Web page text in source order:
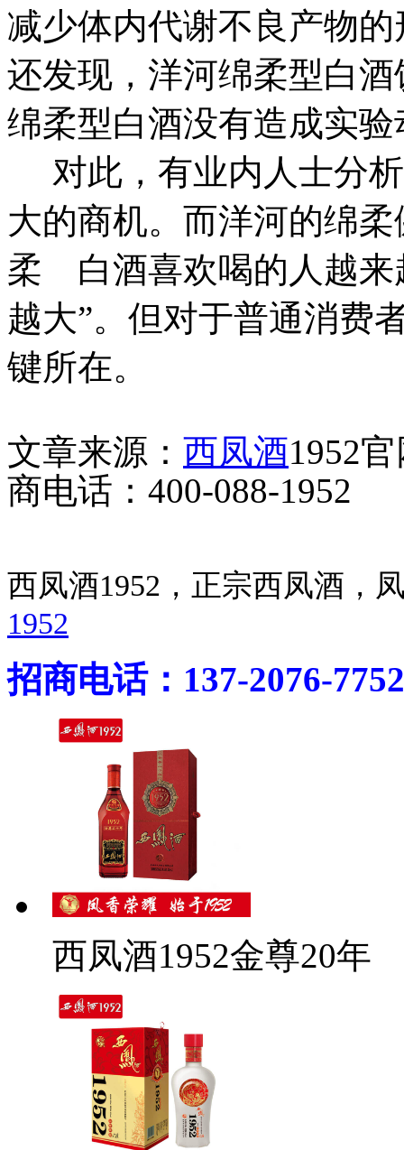
减少体内代谢不良产物
还发现，洋河绵柔型白
绵柔型白酒没有造成实
对此，有业内人士分析
大的商机。而洋河的绵
柔 白酒喜欢喝的人越来
越大”。但对于普通消费
键所在。
文章来源： 西凤酒1952
商电话：400-088-1952
西凤酒1952，正宗西凤酒
1952
招商电话：137-2076-7752
西凤酒1952金尊20年